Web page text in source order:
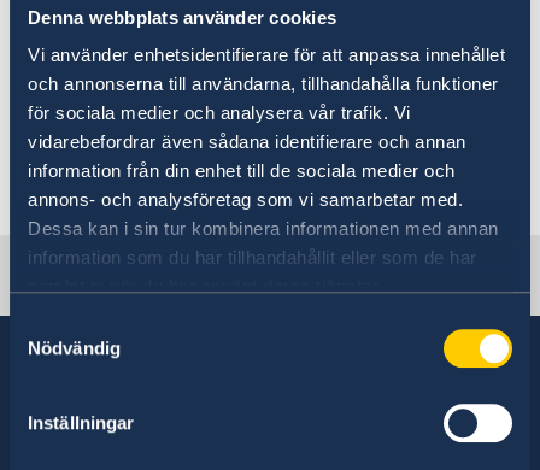
Denna webbplats använder cookies
Vi använder enhetsidentifierare för att anpassa innehållet
och annonserna till användarna, tillhandahålla funktioner
för sociala medier och analysera vår trafik. Vi
vidarebefordrar även sådana identifierare och annan
information från din enhet till de sociala medier och
annons- och analysföretag som vi samarbetar med.
Dessa kan i sin tur kombinera informationen med annan
information som du har tillhandahållit eller som de har
Nödvändig
Inställningar
Besök längre än 90 dagar
Uppehållstillstånd
Arbeta i Sverige
Studera i Sverige
För frågor gällande uppehållstillstånd
hänvisar ambassaden till
Migrationsverkets hemsida.
Migrationsverket
Sweden in Peru
Sverige har diplomatiska förbindelser med i